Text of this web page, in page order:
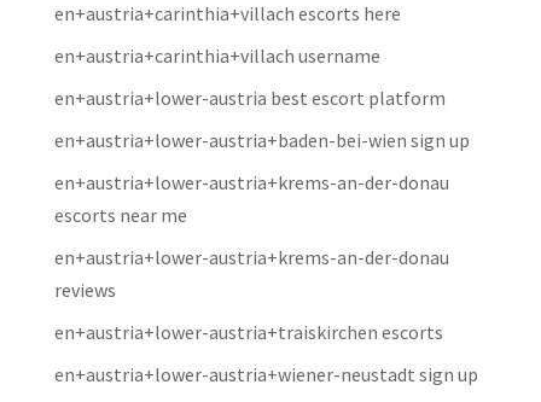
en+austria+carinthia+villach escorts here
en+austria+carinthia+villach username
en+austria+lower-austria best escort platform
en+austria+lower-austria+baden-bei-wien sign up
en+austria+lower-austria+krems-an-der-donau
escorts near me
en+austria+lower-austria+krems-an-der-donau
reviews
en+austria+lower-austria+traiskirchen escorts
en+austria+lower-austria+wiener-neustadt sign up